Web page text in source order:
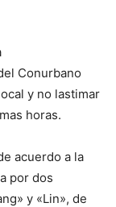
Conurbano
y no lastimar
horas.
acuerdo a la
por dos
y «Lin», de